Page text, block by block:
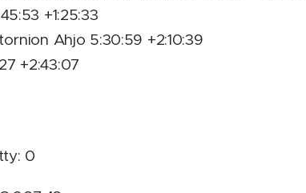
+1:25:33
Ahjo 5:30:59 +2:10:39
+2:43:07
0